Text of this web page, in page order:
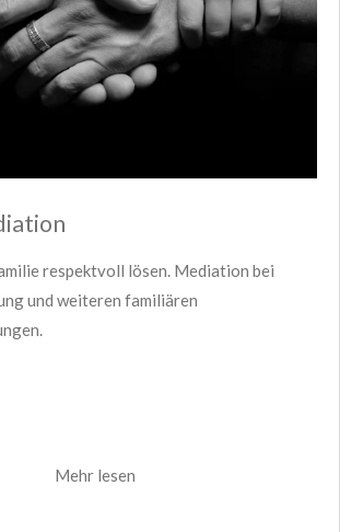
respektvoll lösen. Mediation bei
und weiteren familiären
Mehr lesen